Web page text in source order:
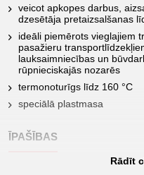
veicot apkopes darbus,
dzesētāja pretaizsalšanas
ideāli piemērots vieglajiem
pasažieru
lauksaimniecības un
rūpnieciskajās nozarēs
termonoturīgs līdz 160 °C
speciālā plastmasa
ĪPAŠĪBAS
Rādīt